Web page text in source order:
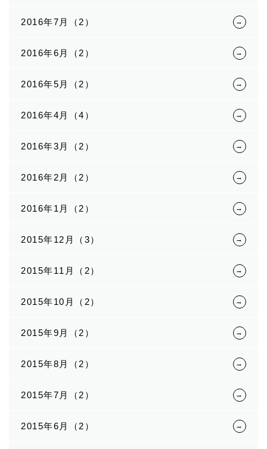
2016年7月（2）
2016年6月（2）
2016年5月（2）
2016年4月（4）
2016年3月（2）
2016年2月（2）
2016年1月（2）
2015年12月（3）
2015年11月（2）
2015年10月（2）
2015年9月（2）
2015年8月（2）
2015年7月（2）
2015年6月（2）